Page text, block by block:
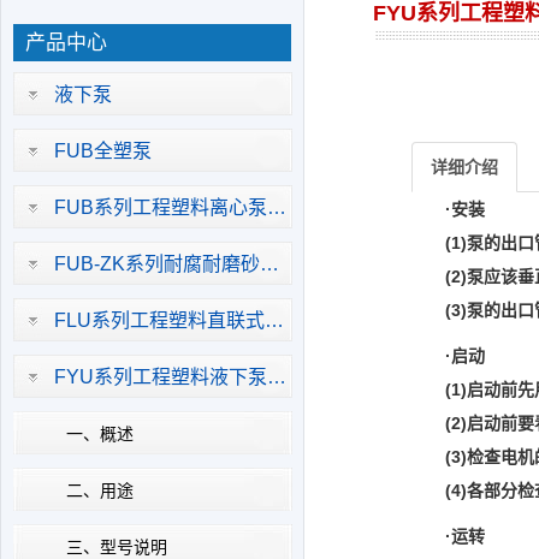
产品中心
液下泵
FUB全塑泵
FUB系列工程塑料离心泵…
FUB-ZK系列耐腐耐磨砂…
FLU系列工程塑料直联式…
FYU系列工程塑料液下泵…
一、概述
二、用途
三、型号说明
FYU系列工程塑
详细介绍
·安装
(1)泵的出口管
(2)泵应该垂
(3)泵的出口管
·启动
(1)启动前先用
(2)启动前要
(3)检查电机
(4)各部分检查
·运转